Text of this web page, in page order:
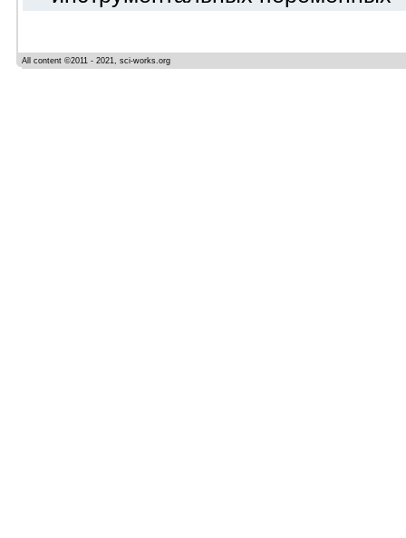
All content ©2011 - 2021, sci-works.org